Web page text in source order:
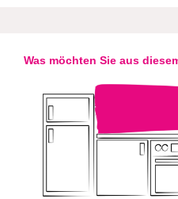
Was möchten Sie aus